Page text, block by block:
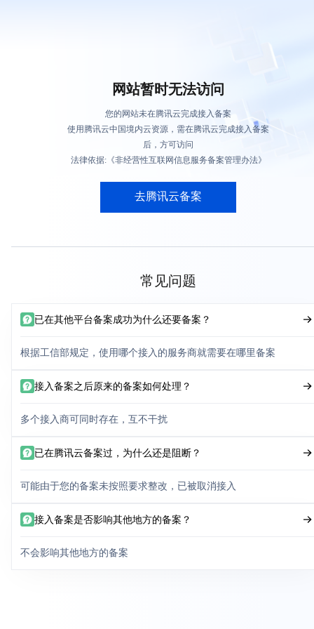
网站暂时无法访问
您的网站未在腾讯云完成接入备案
使用腾讯云中国境内云资源，需在腾讯云完成接入备案
后，方可访问
法律依据:《非经营性互联网信息服务备案管理办法》
去腾讯云备案
常见问题
已在其他平台备案成功为什么还要备案？
根据工信部规定，使用哪个接入的服务商就需要在哪里备案
接入备案之后原来的备案如何处理？
多个接入商可同时存在，互不干扰
已在腾讯云备案过，为什么还是阻断？
可能由于您的备案未按照要求整改，已被取消接入
接入备案是否影响其他地方的备案？
不会影响其他地方的备案